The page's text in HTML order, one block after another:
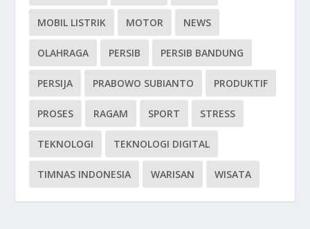
MOBIL LISTRIK MOTOR NEWS
OLAHRAGA PERSIB PERSIB BANDUNG
PERSIJA PRABOWO SUBIANTO PRODUKTIF
PROSES RAGAM SPORT STRESS
TEKNOLOGI TEKNOLOGI DIGITAL
TIMNAS INDONESIA WARISAN WISATA